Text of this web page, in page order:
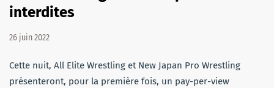
interdites
26 juin 2022
Cette nuit, All Elite Wrestling et New Japan Pro Wrestling
présenteront, pour la première fois, un pay-per-view